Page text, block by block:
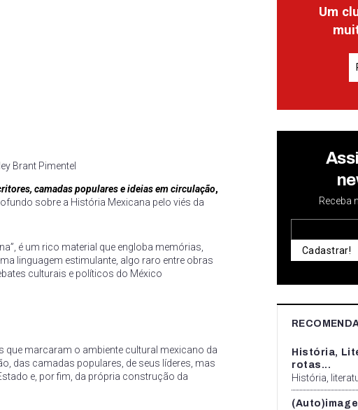
Brant Pimentel
camadas populares e ideias em circulação,
sobre a História Mexicana pelo viés da
é um rico material que engloba memórias,
linguagem estimulante, algo raro entre obras
culturais e políticos do México
que marcaram o ambiente cultural mexicano da
das camadas populares, de seus líderes, mas
e, por fim, da própria construção da
Um
Receba
Cadastrar!
História,
rotas...
História,